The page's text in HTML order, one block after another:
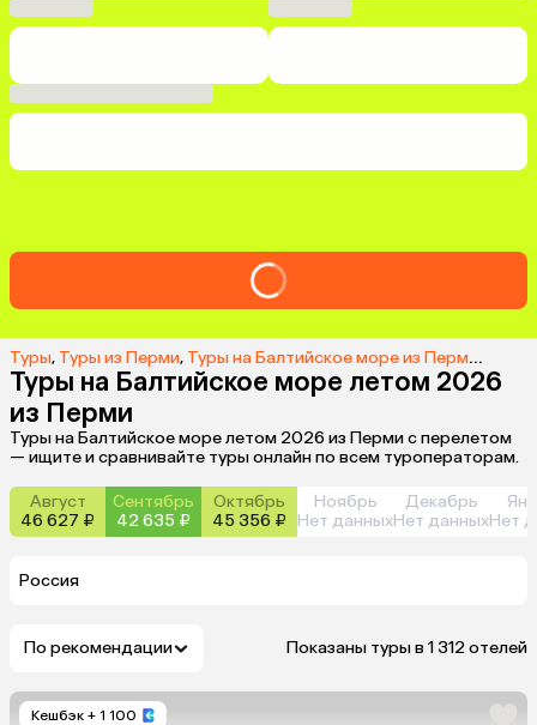
Туры, Туры из Перми, Туры на Балтийское море из Перми ,
Туры на Балтийское море летом 2026
из Перми
Туры на Балтийское море летом 2026 из Перми с перелетом
— ищите и сравнивайте туры онлайн по всем туроператорам.
Август
46 627 ₽
Сентябрь
42 635 ₽
Октябрь
45 356 ₽
Ноябрь
Нет данных
Декабрь
Нет данныхНет
Россия
По рекомендации Показаны туры в 1 312 отелей
Кешбэк + 1 100